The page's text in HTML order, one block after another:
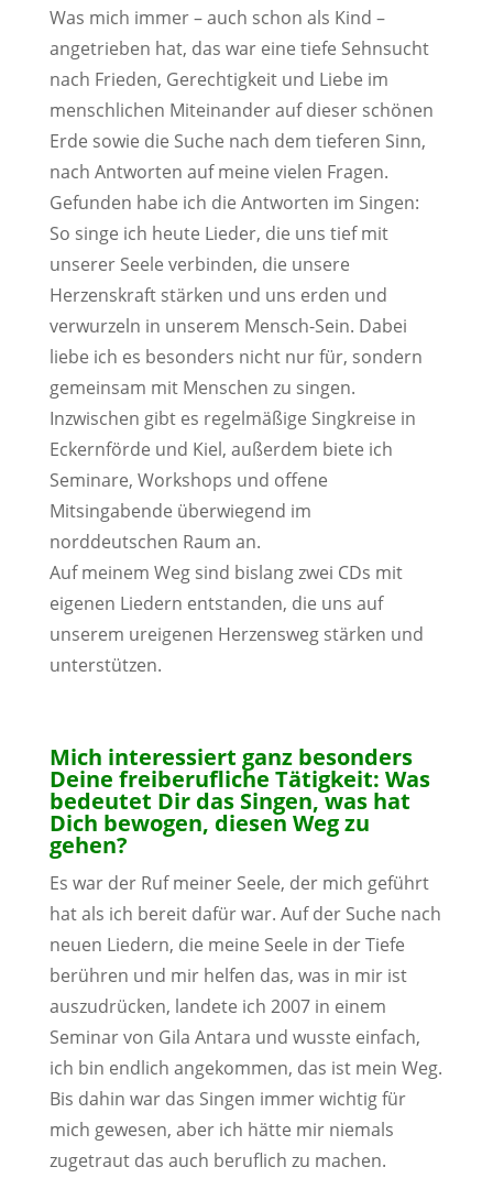
Was mich immer – auch schon als Kind –
angetrieben hat, das war eine tiefe Sehnsucht
nach Frieden, Gerechtigkeit und Liebe im
menschlichen Miteinander auf dieser schönen
Erde sowie die Suche nach dem tieferen Sinn,
nach Antworten auf meine vielen Fragen.
Gefunden habe ich die Antworten im Singen:
So singe ich heute Lieder, die uns tief mit
unserer Seele verbinden, die unsere
Herzenskraft stärken und uns erden und
verwurzeln in unserem Mensch-Sein. Dabei
liebe ich es besonders nicht nur für, sondern
gemeinsam mit Menschen zu singen.
Inzwischen gibt es regelmäßige Singkreise in
Eckernförde und Kiel, außerdem biete ich
Seminare, Workshops und offene
Mitsingabende überwiegend im
norddeutschen Raum an.
Auf meinem Weg sind bislang zwei CDs mit
eigenen Liedern entstanden, die uns auf
unserem ureigenen Herzensweg stärken und
unterstützen.
Mich interessiert ganz besonders
Deine freiberufliche Tätigkeit: Was
bedeutet Dir das Singen, was hat
Dich bewogen, diesen Weg zu
gehen?
Es war der Ruf meiner Seele, der mich geführt
hat als ich bereit dafür war. Auf der Suche nach
neuen Liedern, die meine Seele in der Tiefe
berühren und mir helfen das, was in mir ist
auszudrücken, landete ich 2007 in einem
Seminar von Gila Antara und wusste einfach,
ich bin endlich angekommen, das ist mein Weg.
Bis dahin war das Singen immer wichtig für
mich gewesen, aber ich hätte mir niemals
zugetraut das auch beruflich zu machen.